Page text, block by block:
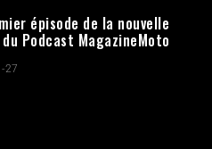
épisode de la nouvelle
Podcast MagazineMoto
27